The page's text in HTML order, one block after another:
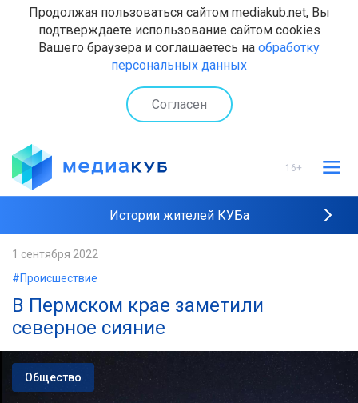
Продолжая пользоваться сайтом mediakub.net, Вы
подтверждаете использование сайтом cookies
Вашего браузера и соглашаетесь на обработку
персональных данных
Согласен
16+
Истории жителей КУБа
1 сентября 2022
#Происшествие
В Пермском крае заметили
северное сияние
Общество